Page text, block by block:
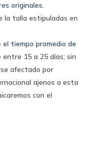
originales.
la talla estipuladas en
el tiempo promedio de
entre 15 a 25 días; sin
afectado por
ajenos a esta
con el